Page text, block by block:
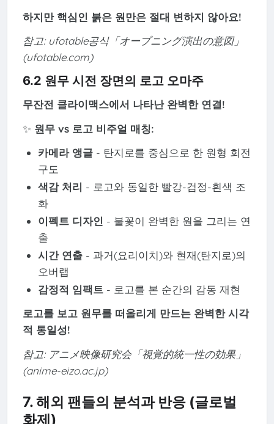
하지만 핵심인 붉은 원만은 절대 변하지 않아요!
참고: ufotable공식「オープニング演出の意図」
(ufotable.com)
6.2 원무 시전 장면의 로고 오마주
무잔전 클라이맥스에서 나타난 완벽한 연결!
✨ 원무 vs 로고 비주얼 매칭:
카메라 앵글- 탄지로를 중심으로 한 원형 회전
구도
색감 처리 - 로고와 동일한 빨강-검정-흰색 조
화
이펙트 디자인 - 불꽃이 완벽한 원을 그리는 연
출
시간 연출- 과거(요리이치)와 현재(탄지로)의
오버랩
감정적 임팩트- 로고를 본 순간의 감동 재현
로고를 보고 원무를 떠올리게 만드는 완벽한 시각
적 통일성!
참고: アニメ映像研究会「視覚的統一性の効果」
(anime-eizo.ac.jp)
7. 해외 팬들의 분석과 반응 (글로벌
화제)